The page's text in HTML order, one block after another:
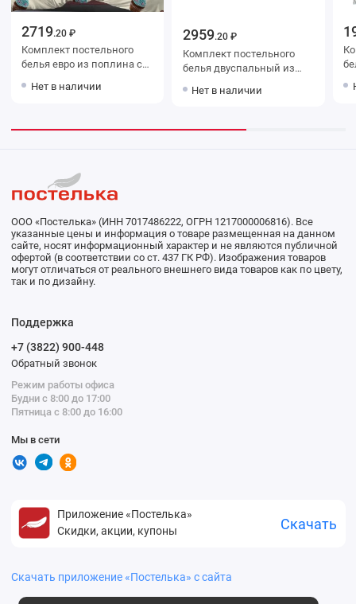
2719.20 ₽
Комплект постельного
белья евро из поплина с
Рисунок Kuzina
Нет в наличии
2959.20 ₽
Комплект постельного
белья двуспальный из
70х70 2 шт Животные
Нет в наличии
белья
ООО «Постелька» (ИНН 7017486222, ОГРН 1217000006816). Все
указанные цены и информация о товаре размещенная на данном
сайте, носят информационный характер и не являются публичной
офертой (в соответствии со ст. 437 ГК РФ). Изображения товаров
могут отличаться от реального внешнего вида товаров как по цвету,
так и по дизайну.
Поддержка
+7 (3822) 900-448
Обратный звонок
Режим работы офиса
Будни с 8:00 до 17:00
Пятница с 8:00 до 16:00
Мы в сети
Приложение «Постелька»
Скидки, акции, купоны
Скачать
Скачать приложение «Постелька» с сайта